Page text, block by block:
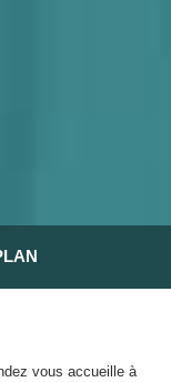
vous accueille à